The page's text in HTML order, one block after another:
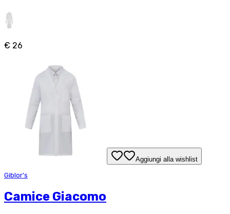
€ 26
Aggiungi alla wishlist
Giblor's
Camice Giacomo